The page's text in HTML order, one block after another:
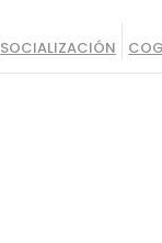
SOCIALIZACIÓN